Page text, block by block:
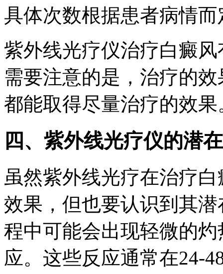
具体次数根据患者病情而
紫外线光疗仪治疗白癜
需要注意的是，治疗的
都能取得尽量治疗的效果
四、紫外线光疗仪的潜
虽然紫外线光疗在治疗
效果，但也要认识到其
程中可能会出现轻微的
应。这些反应通常在24-